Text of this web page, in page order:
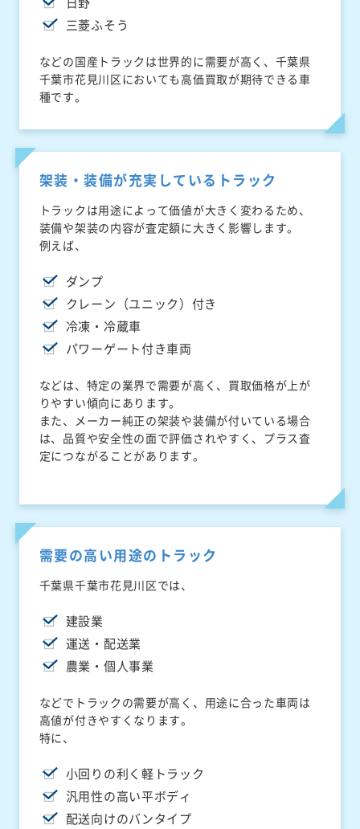
三菱ふそう
などの国産トラックは世界的に需要が高く、千葉県
千葉市花見川区においても高価買取が期待できる車
種です。
架装・装備が充実しているトラック
トラックは用途によって価値が大きく変わるため、
装備や架装の内容が査定額に大きく影響します。
例えば、
ダンプ
クレーン（ユニック）付き
冷凍・冷蔵車
パワーゲート付き車両
などは、特定の業界で需要が高く、買取価格が上が
りやすい傾向にあります。
また、メーカー純正の架装や装備が付いている場合
は、品質や安全性の面で評価されやすく、プラス査
定につながることがあります。
需要の高い用途のトラック
千葉県千葉市花見川区では、
建設業
運送・配送業
農業・個人事業
などでトラックの需要が高く、用途に合った車両は
高値が付きやすくなります。
特に、
小回りの利く軽トラック
汎用性の高い平ボディ
配送向けのバンタイプ